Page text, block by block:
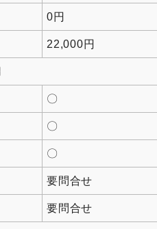
0円
22,000円
〇
〇
〇
要問合せ
要問合せ